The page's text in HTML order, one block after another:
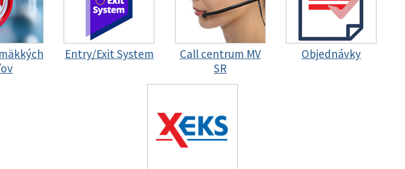
Entry/Exit System
Call centrum MV
SR
Objednávky